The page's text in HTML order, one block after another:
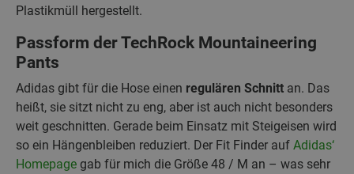
Plastikmüll hergestellt.
Passform der TechRock Mountaineering
Pants
Adidas gibt für die Hose einen regulären Schnitt an. Das
heißt, sie sitzt nicht zu eng, aber ist auch nicht besonders
weit geschnitten. Gerade beim Einsatz mit Steigeisen wird
so ein Hängenbleiben reduziert. Der Fit Finder auf Adidas‘
Homepage gab für mich die Größe 48 / M an – was sehr